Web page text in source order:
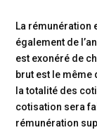
La rémunération
également de
est exonéré de
brut est le même
la totalité des
cotisation sera
rémunération